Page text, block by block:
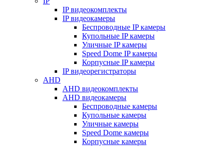
IP видеокомплекты
IP видеокамеры
Беспроводные IP камеры
Купольные IP камеры
Уличные IP камеры
Speed Dome IP камеры
Корпусные IP камеры
IP видеорегистраторы
AHD
AHD видеокомплекты
AHD видеокамеры
Беспроводные камеры
Купольные камеры
Уличные камеры
Speed Dome камеры
Корпусные камеры